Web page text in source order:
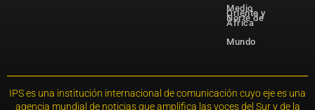
Medio
Oriente y
Norte de
África
Mundo
IPS es una institución internacional de comunicación cuyo eje es una
agencia mundial de noticias que amplifica las voces del Sur y de la